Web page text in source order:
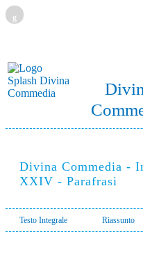
g
Divina Commedia -
XXIV - Parafrasi
Testo Integrale Riassunto